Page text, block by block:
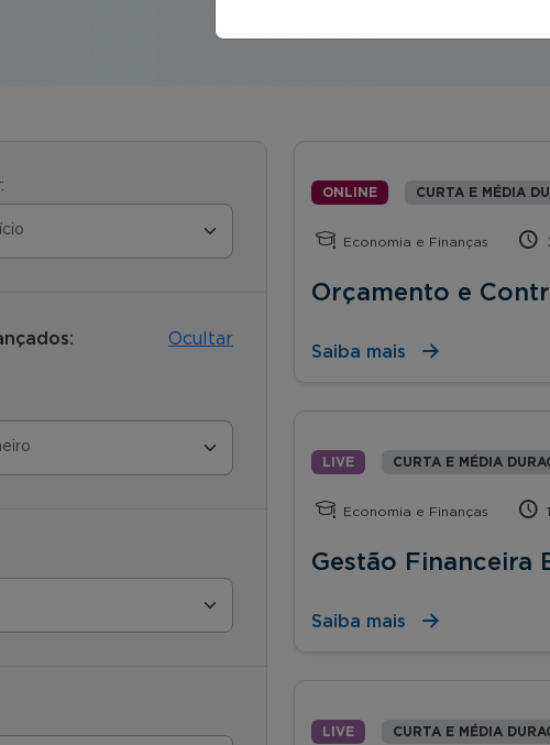
Ocultar
ONLINE CURTA E MÉDIA
Economia e Finanças
Orçamento e
Saiba mais
LIVE CURTA E MÉDIA
Economia e Finanças
Gestão Financeira
Saiba mais
LIVE CURTA E MÉDIA